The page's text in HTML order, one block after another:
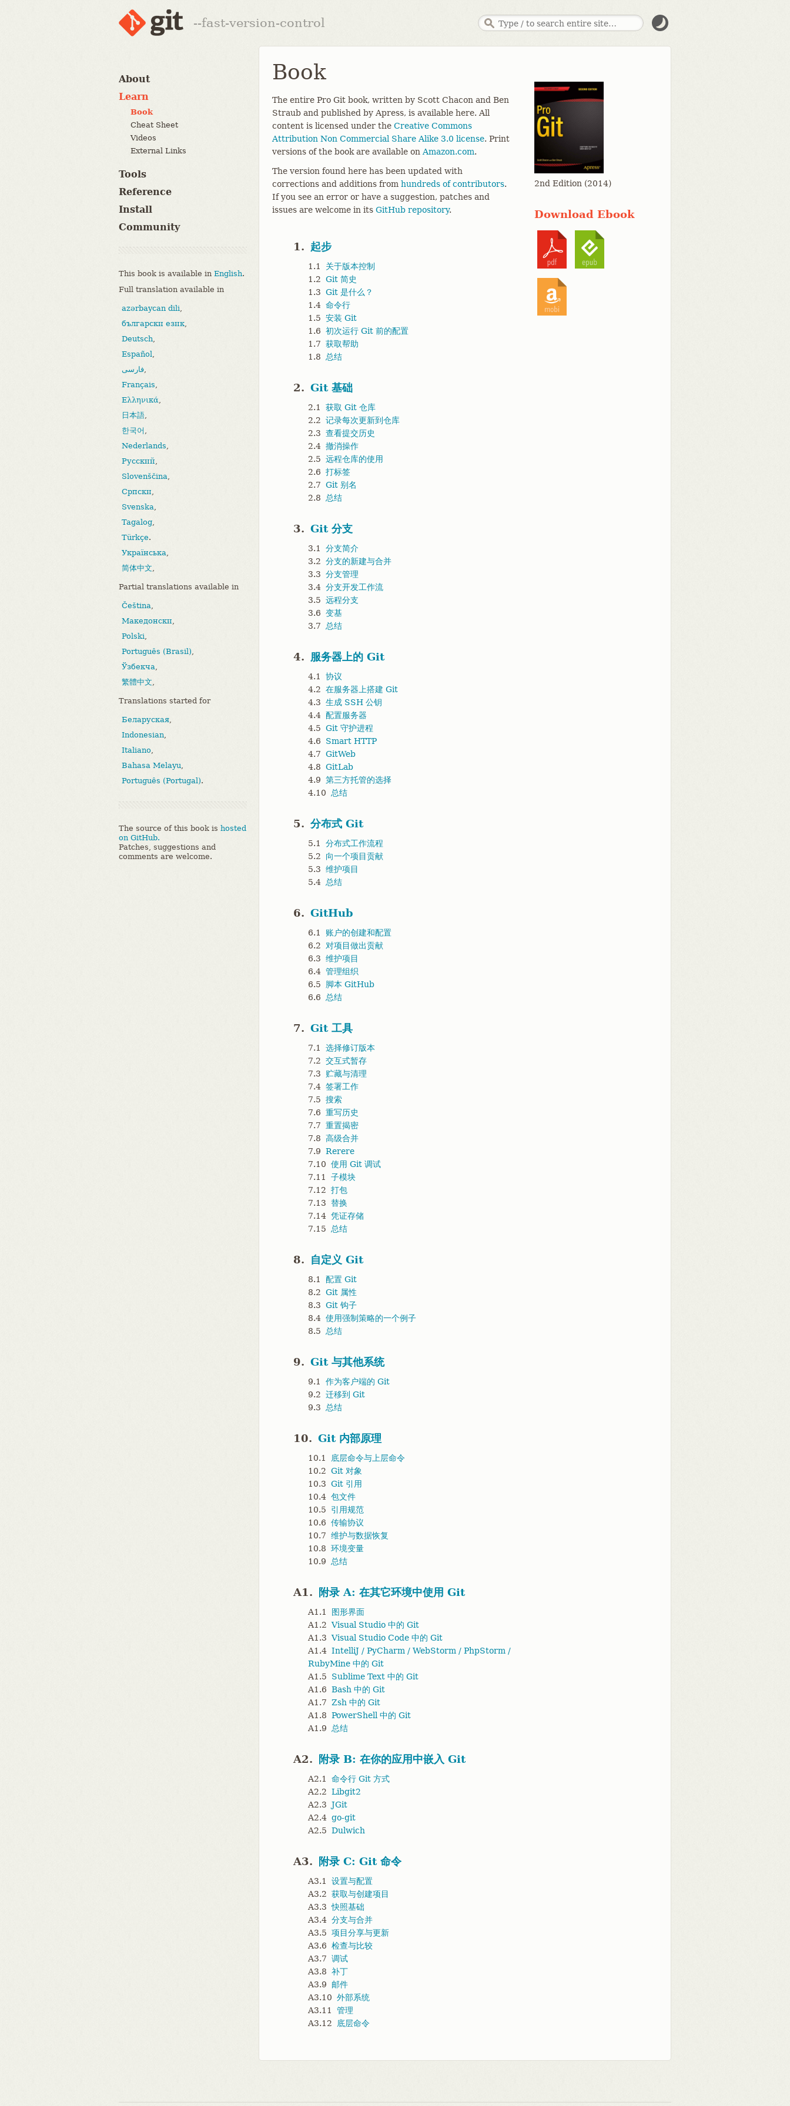
--fast-version-control
About
Learn
Book
Cheat Sheet
Videos
External Links
Tools
Reference
Install
Community
This book is available in English.
Full translation available in
azərbaycan dili,
български език,
Deutsch,
Español,
فارسی,
Français,
Ελληνικά,
日本語,
한국어 ,
Nederlands,
Русский,
Slovenščina,
Српски,
Svenska,
Tagalog,
Türkçe.
Українська,
简体中文,
Partial translations available in
Čeština,
Македонски,
Polski,
Português (Brasil),
Ўзбекча,
繁體中文,
Translations started for
Беларуская,
Indonesian,
Italiano,
Bahasa Melayu,
Português (Portugal).
The source of this book is hosted
on GitHub.
Patches, suggestions and
comments are welcome.
Book
2nd Edition (2014)
Download Ebook
The entire Pro Git book, written by Scott Chacon and Ben
Straub and published by Apress, is available here. All
content is licensed under the Creative Commons
Attribution Non Commercial Share Alike 3.0 license. Print
versions of the book are available on Amazon.com.
The version found here has been updated with
corrections and additions from hundreds of contributors.
If you see an error or have a suggestion, patches and
issues are welcome in its GitHub repository.
1. 起步
1.1
关于版本控制
1.2 Git 简史
1.3 Git 是什么？
1.4 命令行
1.5 安装 Git
1.6 初次运行 Git 前的配置
1.7 获取帮助
1.8 总结
2. Git 基础
2.1
获取 Git 仓库
2.2 记录每次更新到仓库
2.3 查看提交历史
2.4 撤消操作
2.5 远程仓库的使用
2.6 打标签
2.7 Git 别名
2.8 总结
3. Git 分支
3.1
分支简介
3.2 分支的新建与合并
3.3 分支管理
3.4 分支开发工作流
3.5 远程分支
3.6 变基
3.7 总结
4. 服务器上的 Git
4.1
协议
4.2 在服务器上搭建 Git
4.3 生成 SSH 公钥
4.4 配置服务器
4.5 Git 守护进程
4.6
Smart HTTP
4.7 GitWeb
4.8 GitLab
4.9 第三方托管的选择
4.10 总结
5. 分布式 Git
5.1
分布式工作流程
5.2
向一个项目贡献
5.3 维护项目
5.4 总结
6. GitHub
6.1
账户的创建和配置
6.2 对项目做出贡献
6.3 维护项目
6.4 管理组织
6.5
脚本 GitHub
6.6 总结
7. Git 工具
7.1
选择修订版本
7.2 交互式暂存
7.3
贮藏与清理
7.4 签署工作
7.5 搜索
7.6 重写历史
7.7 重置揭密
7.8 高级合并
7.9 Rerere
7.10 使用 Git 调试
7.11
子模块
7.12 打包
7.13 替换
7.14 凭证存储
7.15 总结
8. 自定义 Git
8.1
配置 Git
8.2 Git 属性
8.3 Git 钩子
8.4 使用强制策略的一个例子
8.5 总结
9. Git 与其他系统
9.1
作为客户端的 Git
9.2 迁移到 Git
9.3 总结
10. Git 内部原理
10.1
底层命令与上层命令
10.2 Git 对象
10.3 Git 引用
10.4 包文件
10.5
引用规范
10.6 传输协议
10.7 维护与数据恢复
10.8 环境变量
10.9 总结
A1. 附录 A: 在其它环境中使用 Git
A1.1
图形界面
A1.2 Visual Studio 中的 Git
A1.3 Visual Studio Code 中的 Git
A1.4 IntelliJ / PyCharm / WebStorm / PhpStorm /
RubyMine 中的 Git
A1.5
Sublime Text 中的 Git
A1.6 Bash 中的 Git
A1.7 Zsh 中的 Git
A1.8 PowerShell 中的 Git
A1.9 总结
A2. 附录 B: 在你的应用中嵌入 Git
A2.1
命令行 Git 方式
A2.2 Libgit2
A2.3 JGit
A2.4 go-git
A2.5 Dulwich
A3. 附录 C: Git 命令
A3.1
设置与配置
A3.2 获取与创建项目
A3.3 快照基础
A3.4 分支与合并
A3.5 项目分享与更新
A3.6 检查与比较
A3.7 调试
A3.8 补丁
A3.9
邮件
A3.10 外部系统
A3.11
管理
A3.12
底层命令